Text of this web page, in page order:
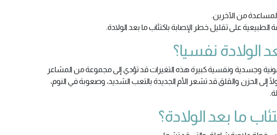
من الآخرين.
الطبيعية على تقليل خطر الإصابة باكتئاب ما بعد الولادة.
الولادة نفسيا؟
وجسدية ونفسية كبيرة هذه التغيرات قد تؤدي إلى مجموعة من المشاعر
إلى الحزن والقلق قد تشعر الأم الجديدة بالتعب الشديد، وصعوبة في النوم،
ما بعد الولادة؟